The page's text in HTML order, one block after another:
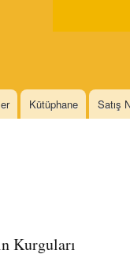
Kütüphane Satış
Kurguları